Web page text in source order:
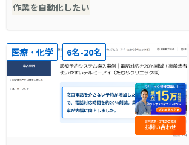
作業を自動化したい
医療・化学 6名-20名